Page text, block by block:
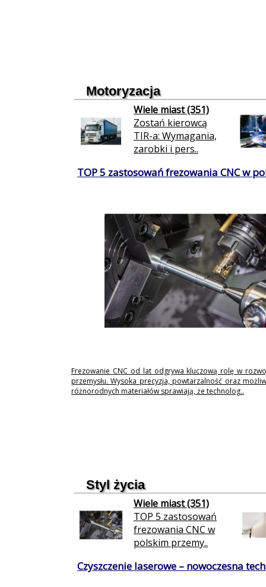
Motoryzacja
Wiele miast (351)
Zostań kierowcą
TIR-a: Wymagania,
zarobki i pers..
TOP 5 zastosowań frezowania CNC w
Frezowanie CNC od lat odgrywa kluczową rolę w
przemysłu. Wysoka precyzja, powtarzalność oraz
różnorodnych materiałów sprawiają, że technolog..
Styl życia
Wiele miast (351)
TOP 5 zastosowań
frezowania CNC w
polskim przemy..
Czyszczenie laserowe – nowoczesna